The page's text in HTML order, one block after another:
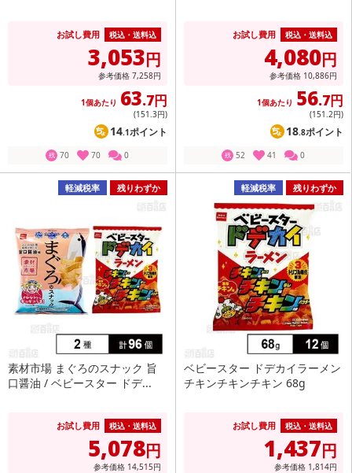
お試し費用 税込・送料込
3,053円
参考価格 7,258円
1個あたり 63.7円
(151 .3円)
14.1ポイント
残 70 70 0
お試し費用 税込・送料込
4,080円
参考価格 10,886円
1個あたり 56.7円
(151 .2円)
18.8ポイント
残 52 41 0
軽減税率 残りわずか
素材市場 まぐろのスナック 旨
口醤油 / ベビースター ドデ...
お試し費用 税込・送料込
5,078円
参考価格 14,515円
軽減税率 残りわずか
ベビースター ドデカイラーメン
チキンチキンチキン 68g
お試し費用 税込・送料込
1,437円
参考価格 1,814円